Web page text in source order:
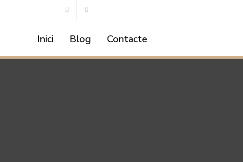
Inici Blog Contacte